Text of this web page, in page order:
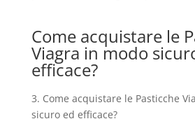
Come acquistare le
Viagra in modo
efficace?
3. Come acquistare le Pasticche
sicuro ed efficace?